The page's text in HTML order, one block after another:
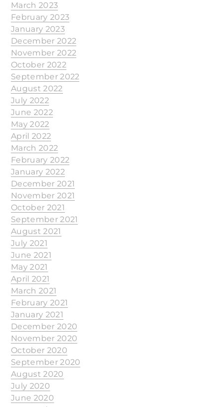
March 2023
February 2023
January 2023
December 2022
November 2022
October 2022
September 2022
August 2022
July 2022
June 2022
May 2022
April 2022
March 2022
February 2022
January 2022
December 2021
November 2021
October 2021
September 2021
August 2021
July 2021
June 2021
May 2021
April 2021
March 2021
February 2021
January 2021
December 2020
November 2020
October 2020
September 2020
August 2020
July 2020
June 2020